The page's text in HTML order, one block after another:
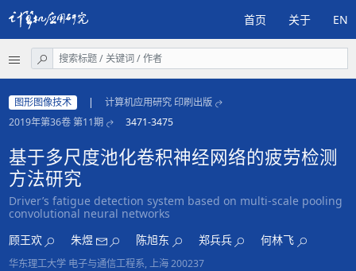
首页 关于 EN
图形图像技术 |
计算机应用研究 印刷出版
2019年第36卷 第11期
3471-3475
基于多尺度池化卷积神经网络的疲劳检测
方法研究
Driver’s fatigue detection system based on multi-scale pooling
convolutional neural networks
顾王欢
朱煜 陈旭东 郑兵兵 何林飞
华东理工大学 电子与通信工程系, 上海 200237